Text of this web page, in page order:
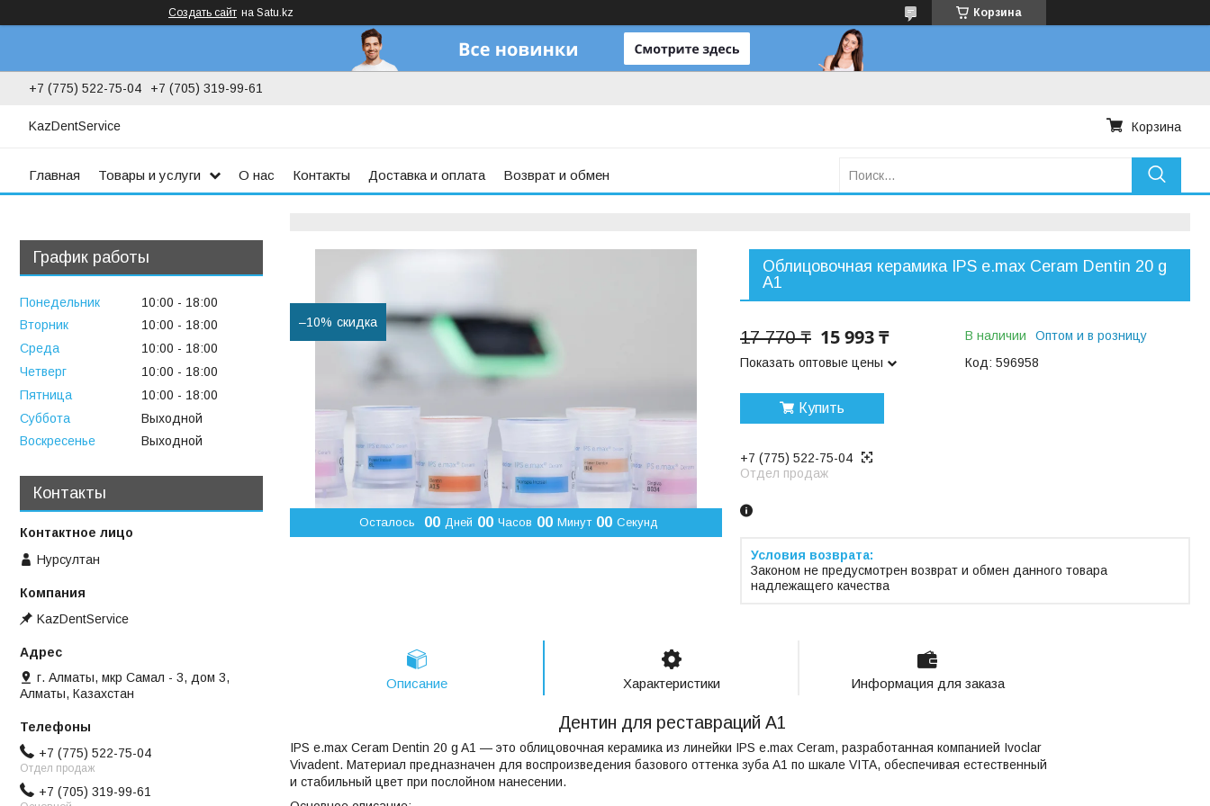
Создать сайт на Satu.kz Корзина
+7 (775) 522-75-04 +7 (705) 319-99-61
KazDentService Корзина
Главная Товары и услуги О нас Контакты Доставка и оплата Возврат и обмен
–10%
Осталось 00 Дней 00 Часов 00 Минут 00 Секунд
Облицовочная керамика IPS e.max Ceram Dentin 20 g
A1
17 770 ₸ 15 993 ₸
Показать оптовые цены
В наличии
Оптом и в розницу
Код: 596958
Купить
+7 (775) 522-75-04
Отдел продаж
Законом не предусмотрен возврат и обмен данного товара
надлежащего качества
Описание Характеристики Информация для заказа
Дентин для реставраций A1
IPS e.max Ceram Dentin 20 g A1 — это облицовочная керамика из линейки IPS e.max Ceram, разработанная компанией Ivoclar
Vivadent. Материал предназначен для воспроизведения базового оттенка зуба A1 по шкале VITA, обеспечивая естественный
и стабильный цвет при послойном нанесении.
График работы
Понедельник 10:00
18:00
Вторник
10:00
18:00
Среда
10:00
18:00
Четверг
10:00
18:00
Пятница
10:00
18:00
Суббота
Выходной
Воскресенье
Выходной
Контакты
Нурсултан
KazDentService
г. Алматы, мкр Самал - 3, дом 3,
Алматы, Казахстан
+7 (775) 522-75-04
Отдел продаж
+7 (705) 319-99-61